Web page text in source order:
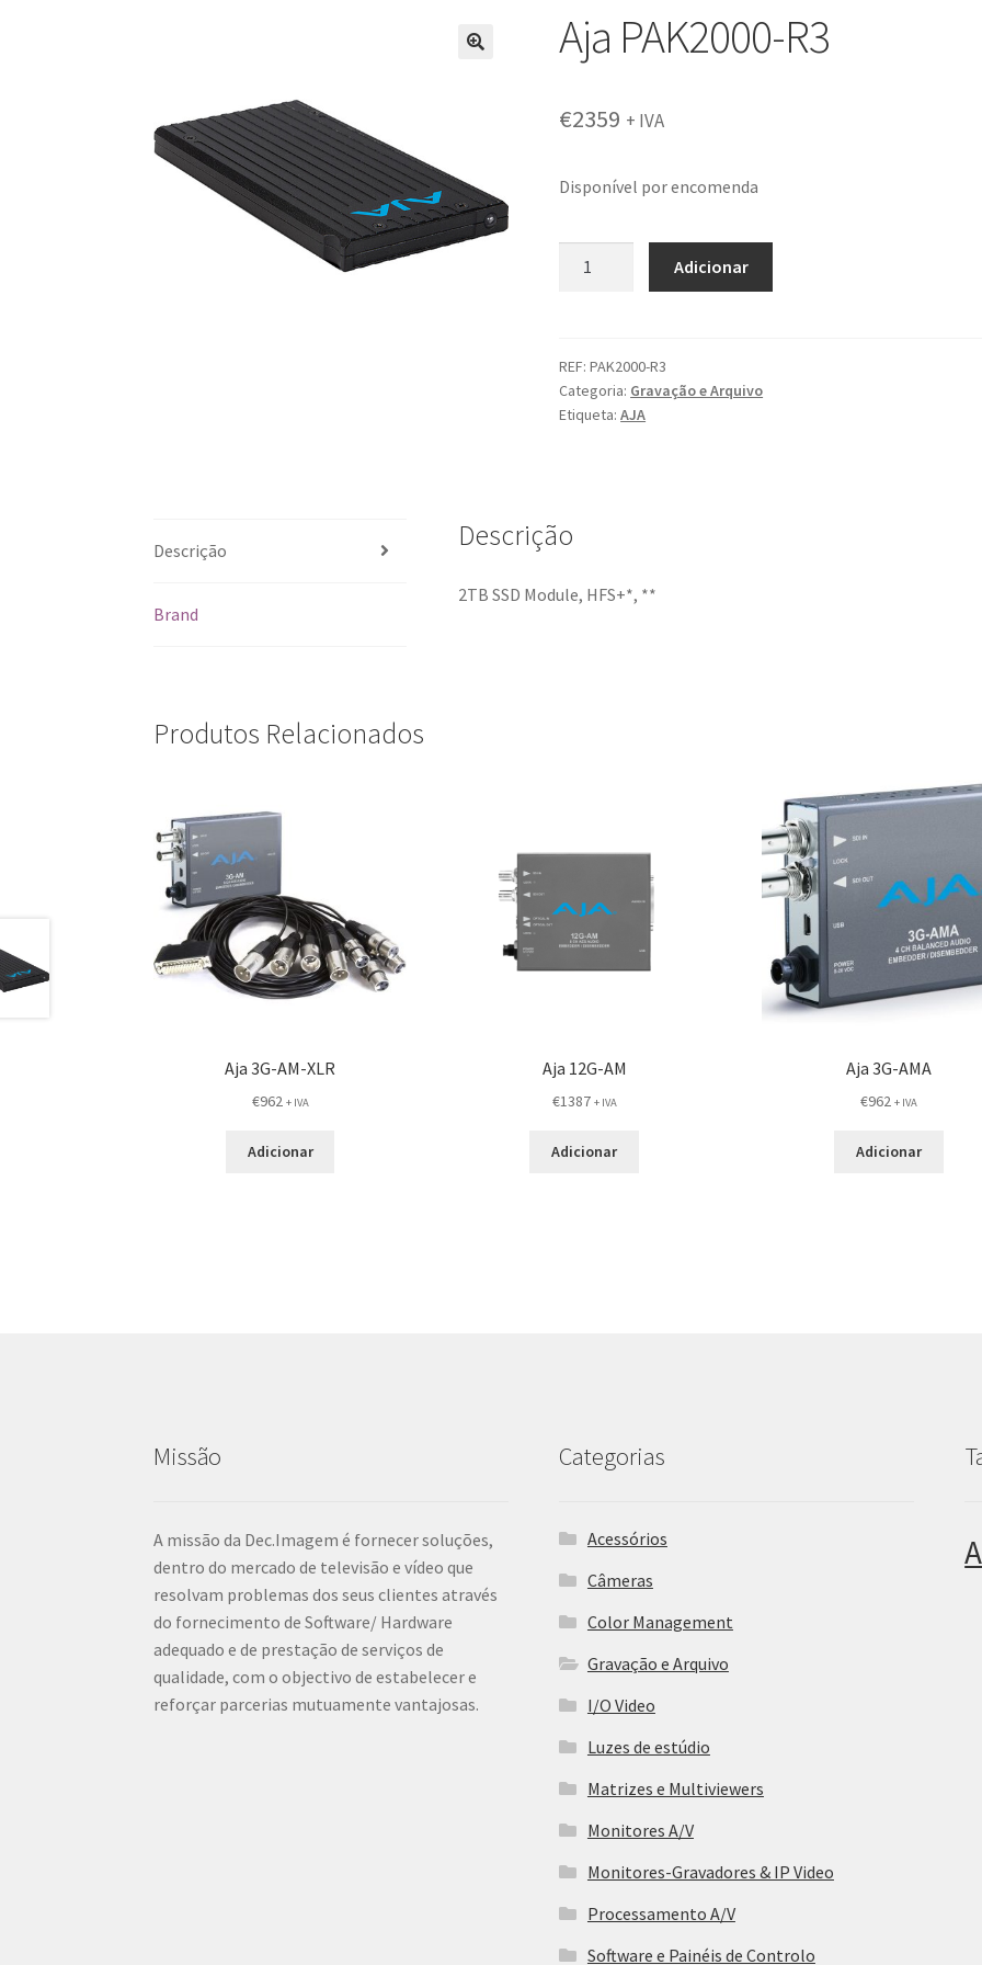
Aja PAK2000-R3
€2359 + IVA
Disponível por encomenda
R3
Adicionar
REF:PAK2000-R3
Categoria: Gravação e Arquivo
Etiqueta:AJA
Descrição
Brand
Descrição
2TB SSD Module, HFS+*, **
Produtos Relacionados
Aja 3G-AM-XLR
€962 + IVA
Adicionar
Aja 12G-AM
€1387 + IVA
Adicionar
Aja 3G-AMA
€962 + IVA
Adicionar
Missão
A missão da Dec.Imagem é fornecer soluções,
dentro do mercado de televisão e vídeo que
resolvam problemas dos seus clientes através
do fornecimento de Software/ Hardware
adequado e de prestação de serviços de
qualidade, com o objectivo de estabelecer e
reforçar parcerias mutuamente vantajosas.
Categorias
Acessórios
Câmeras
Color Management
Gravação e Arquivo
I/O Video
Luzes de estúdio
Matrizes e Multiviewers
Monitores A/V
Monitores-Gravadores & IP Video
Processamento A/V
Software e Painéis de Controlo